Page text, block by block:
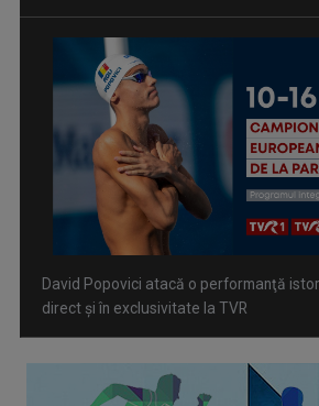
Spectacol total la TVR: David Popovici
pentru aur la Europenele de Natație de la